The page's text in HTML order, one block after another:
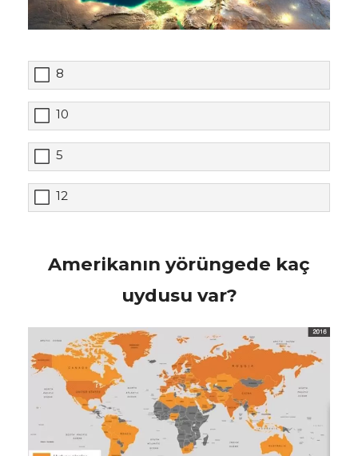
8
10
5
12
Amerikanın yörüngede kaç
uydusu var?